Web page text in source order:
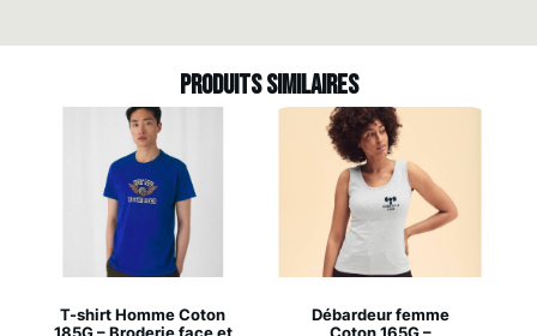
Produits similaires
T-shirt Homme Coton
Débardeur femme